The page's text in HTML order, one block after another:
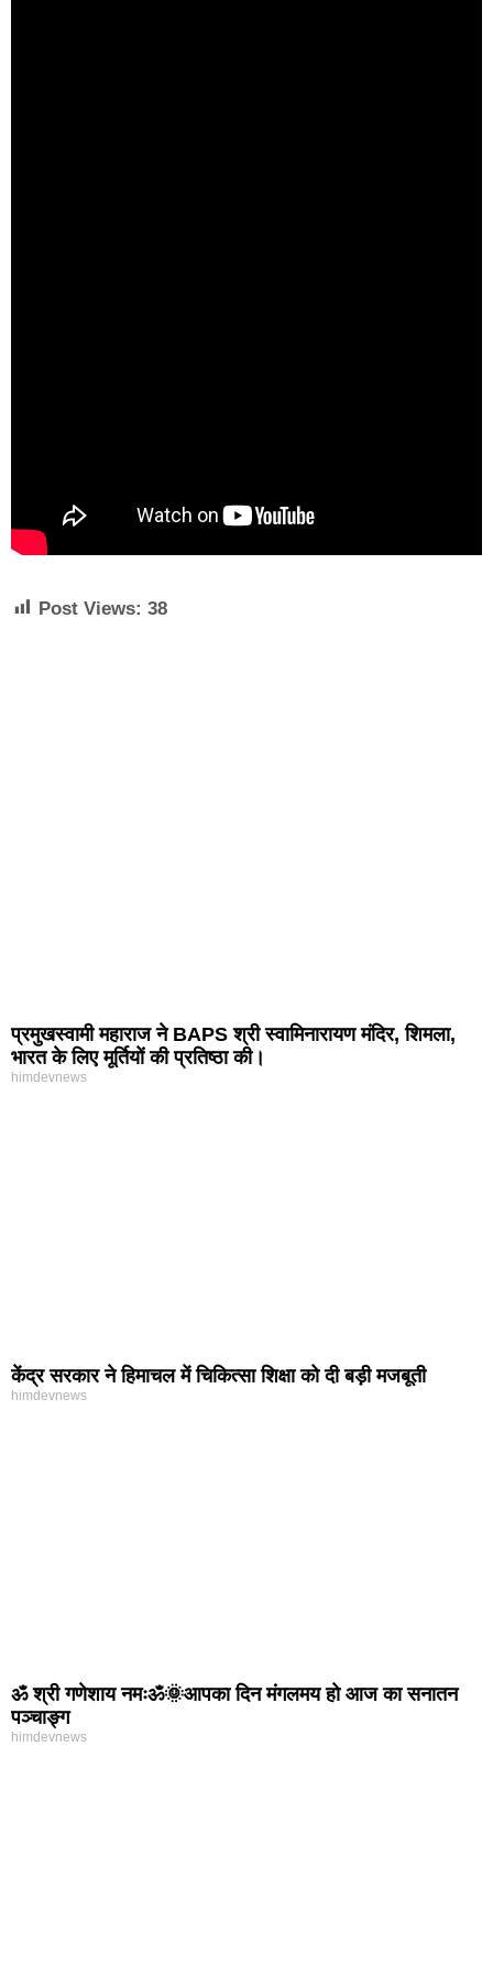
Post Views: 38
प्रमुखस्वामी महाराज ने BAPS श्री स्वामिनारायण मंदिर, शिमला,
भारत के लिए मूर्तियों की प्रतिष्ठा की।
himdevnews
केंद्र सरकार ने हिमाचल में चिकित्सा शिक्षा को दी बड़ी मजबूती
himdevnews
ॐ श्री गणेशाय नमःॐ🌞आपका दिन मंगलमय हो आज का सनातन
पञ्चाङ्ग
himdevnews